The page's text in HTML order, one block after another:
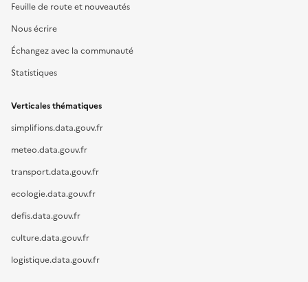
Feuille de route et nouveautés
Nous écrire
Échangez avec la communauté
Statistiques
Verticales thématiques
simplifions.data.gouv.fr
meteo.data.gouv.fr
transport.data.gouv.fr
ecologie.data.gouv.fr
defis.data.gouv.fr
culture.data.gouv.fr
logistique.data.gouv.fr